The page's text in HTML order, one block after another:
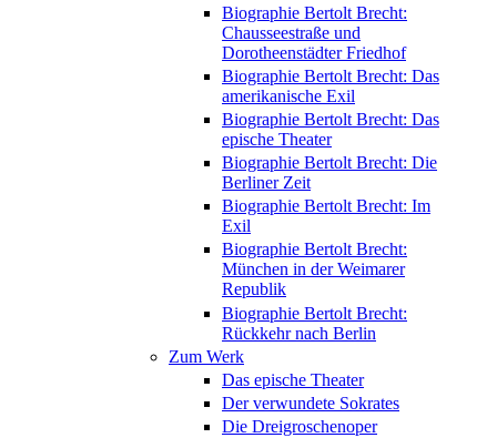
Biographie Bertolt Brecht:
Chausseestraße und
Dorotheenstädter Friedhof
Biographie Bertolt Brecht: Das
amerikanische Exil
Biographie Bertolt Brecht: Das
epische Theater
Biographie Bertolt Brecht: Die
Berliner Zeit
Biographie Bertolt Brecht: Im
Exil
Biographie Bertolt Brecht:
München in der Weimarer
Republik
Biographie Bertolt Brecht:
Rückkehr nach Berlin
Zum Werk
Das epische Theater
Der verwundete Sokrates
Die Dreigroschenoper